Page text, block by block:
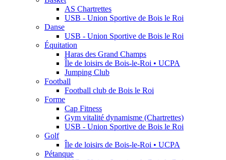
AS Chartrettes
USB - Union Sportive de Bois le Roi
Danse
USB - Union Sportive de Bois le Roi
Équitation
Haras des Grand Champs
Île de loisirs de Bois-le-Roi • UCPA
Jumping Club
Football
Football club de Bois le Roi
Forme
Cap Fitness
Gym vitalité dynamisme (Chartrettes)
USB - Union Sportive de Bois le Roi
Golf
Île de loisirs de Bois-le-Roi • UCPA
Pétanque